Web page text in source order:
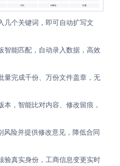
几个关键词，即可自动扩写文
智能匹配，自动录入数据，高效
量完成千份、万份文件盖章，无
本，智能比对内容、修改留痕，
风险并提供修改意见，降低合同
验真实身份，工商信息变更实时